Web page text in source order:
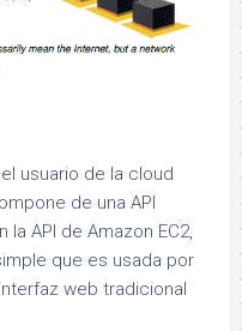
usuario de la cloud
de una API
API de Amazon EC2,
que es usada por
web tradicional